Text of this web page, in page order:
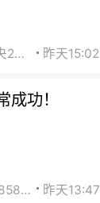
长乐未央2015 昨天15:02
功！
街友40858442 昨天13:47